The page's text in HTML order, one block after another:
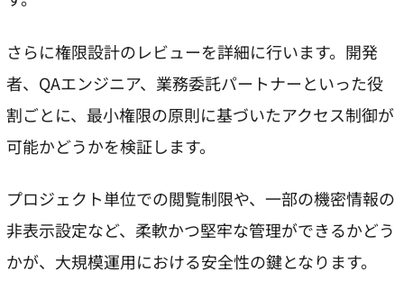
さらに権限設計のレビューを詳細に行います。開発
者、QAエンジニア、業務委託パートナーといった役
割ごとに、最小権限の原則に基づいたアクセス制御が
可能かどうかを検証します。
プロジェクト単位での閲覧制限や、一部の機密情報の
非表示設定など、柔軟かつ堅牢な管理ができるかどう
かが、大規模運用における安全性の鍵となります。